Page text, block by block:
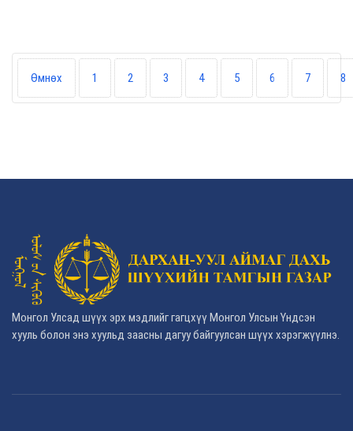
Өмнөх 1 2 3 4 5 6 7 8
Монгол Улсад шүүх эрх мэдлийг гагцхүү Монгол Улсын Үндсэн
хууль болон энэ хуульд заасны дагуу байгуулсан шүүх хэрэгжүүлнэ.